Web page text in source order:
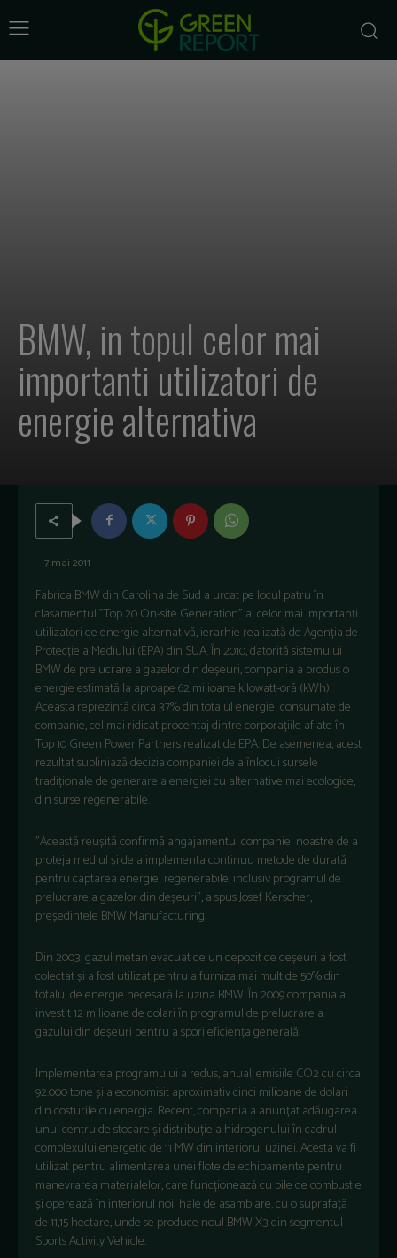
BMW, in topul celor mai
importanti utilizatori de
energie alternativa
7 mai 2011
Fabrica BMW din Carolina de Sud a urcat pe locul patru în
clasamentul "Top 20 On-site Generation" al celor mai importanți
utilizatori de energie alternativă, ierarhie realizată de Agenția de
Protecție a Mediului (EPA) din SUA. În 2010, datorită sistemului
BMW de prelucrare a gazelor din deșeuri, compania a produs o
energie estimată la aproape 62 milioane kilowatt-oră (kWh).
Aceasta reprezintă circa 37% din totalul energiei consumate de
companie, cel mai ridicat procentaj dintre corporațiile aflate în
Top 10 Green Power Partners realizat de EPA. De asemenea, acest
rezultat subliniază decizia companiei de a înlocui sursele
tradiționale de generare a energiei cu alternative mai ecologice,
din surse regenerabile.
"Această reușită confirmă angajamentul companiei noastre de a
proteja mediul și de a implementa continuu metode de durată
pentru captarea energiei regenerabile, inclusiv programul de
prelucrare a gazelor din deșeuri", a spus Josef Kerscher,
președintele BMW Manufacturing.
Din 2003, gazul metan evacuat de un depozit de deșeuri a fost
colectat și a fost utilizat pentru a furniza mai mult de 50% din
totalul de energie necesară la uzina BMW. În 2009 compania a
investit 12 milioane de dolari în programul de prelucrare a
gazului din deșeuri pentru a spori eficiența generală.
Implementarea programului a redus, anual, emisiile CO2 cu circa
92.000 tone și a economisit aproximativ cinci milioane de dolari
din costurile cu energia. Recent, compania a anunțat adăugarea
unui centru de stocare și distribuție a hidrogenului în cadrul
complexului energetic de 11 MW din interiorul uzinei. Acesta va fi
utilizat pentru alimentarea unei flote de echipamente pentru
manevrarea materialelor, care funcționează cu pile de combustie
și operează în interiorul noii hale de asamblare, cu o suprafață
de 11,15 hectare, unde se produce noul BMW X3 din segmentul
Sports Activity Vehicle.